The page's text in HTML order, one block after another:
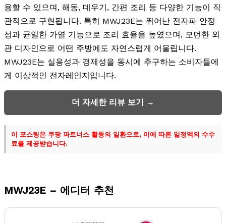
용할 수 있으며, 해동, 데우기, 간편 조리 등 다양한 기능이 직
관적으로 구현됩니다. 특히 MWJ23E는 뛰어난 전자파 안정
성과 균일한 가열 기능으로 조리 효율을 높였으며, 모던한 외
관 디자인으로 어떤 주방에도 자연스럽게 어울립니다.
MWJ23E는 실용성과 경제성을 동시에 추구하는 소비자들에
게 이상적인 전자레인지입니다.
더 자세한 리뷰 보기 →
이 포스팅은 쿠팡 파트너스 활동의 일환으로, 이에 따른 일정액의 수수
료를 제공받습니다.
MWJ23E – 에디터 추천